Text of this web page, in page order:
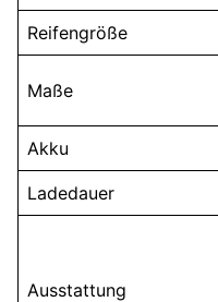
Reifengröße
Maße
Akku
Ladedauer
Ausstattung